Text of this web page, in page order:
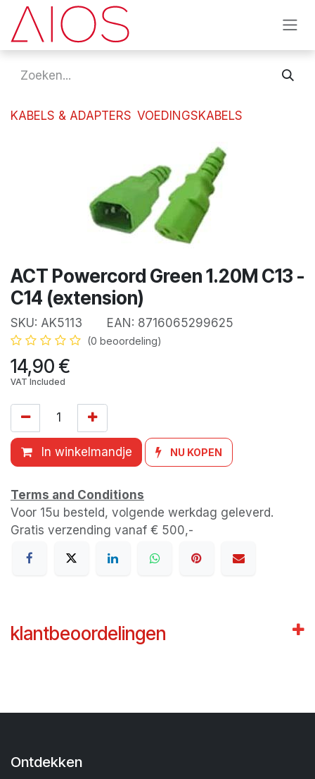
Overslaan naar inhoud
KABELS & ADAPTERS VOEDINGSKABELS
ACT Powercord Green 1.20M C13 -
C14 (extension)
SKU: AK5113 EAN: 8716065299625
(0 beoordeling)
14,90€
VAT Included
In winkelmandje NU KOPEN
Terms and Conditions
Voor 15u besteld, volgende werkdag geleverd.
Gratis verzending vanaf € 500,-
klantbeoordelingen
Ontdekken